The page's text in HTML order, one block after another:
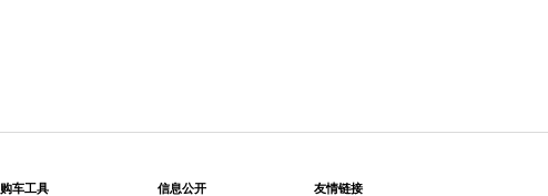
购车工具 信息公开 友情链接